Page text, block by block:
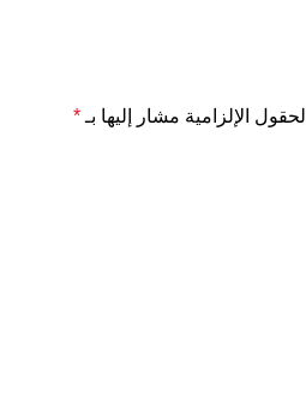
الحقول الإلزامية مشار إليها بـ *